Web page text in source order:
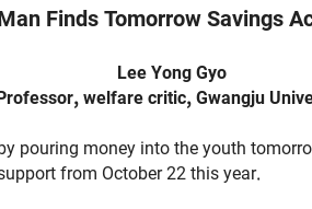
Finds Tomorrow Savings
Lee Yong Gyo
welfare critic, Gwangju
pouring money into the youth
from October 22 this year.